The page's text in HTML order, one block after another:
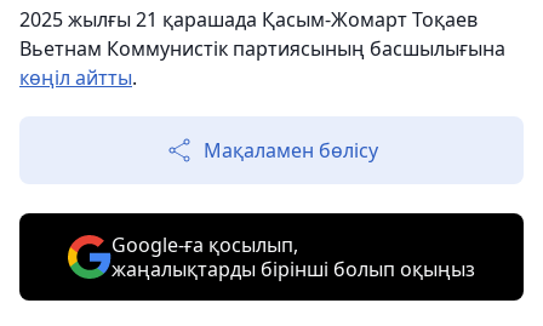
2025 жылғы 21 қарашада Қасым-Жомарт Тоқаев
Вьетнам Коммунистік партиясының басшылығына
көңіл айтты.
Мақаламен бөлісу
Google-ға қосылып,
жаңалықтарды бірінші болып оқыңыз